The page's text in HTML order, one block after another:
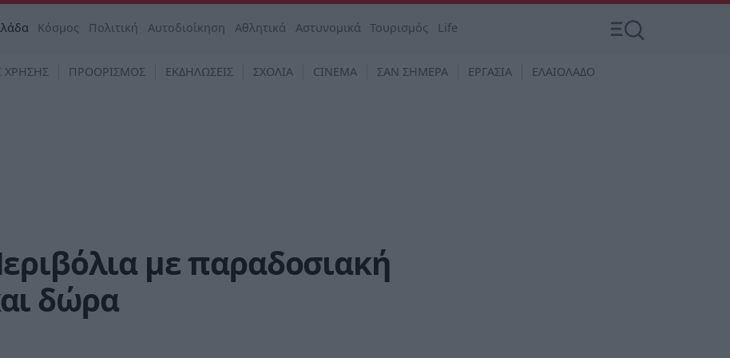
Κόσμος Πολιτική Αυτοδιοίκηση Αθλητικά Αστυνομικά Τουρισμός Life
ΧΡΗΣΗΣ ΠΡΟΟΡΙΣΜΟΣ ΕΚΔΗΛΩΣΕΙΣ ΣΧΟΛΙΑ CINEMA ΣΑΝ ΣΗΜΕΡΑ ΕΡΓΑΣΙΑ ΕΛΑΙΟΛΑΔΟ
με παραδοσιακή
δώρα